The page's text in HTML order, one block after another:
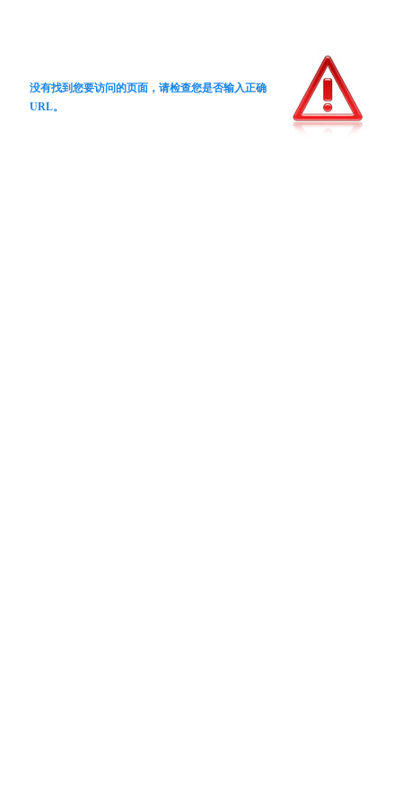
没有找到您要访问的页面，请检查您是否输入正确
URL。